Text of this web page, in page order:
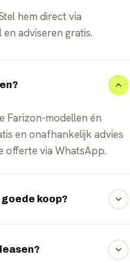
hem direct via
adviseren gratis.
Farizon-modellen én
en onafhankelijk advies
offerte via WhatsApp.
koop?
en het laadgedrag —